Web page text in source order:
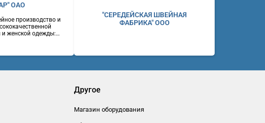
ОАО
производство и
и женской одежды:
"СЕРЕДЕЙСКАЯ ШВЕЙНАЯ
ФАБРИКА" ООО
Другое
Магазин оборудования